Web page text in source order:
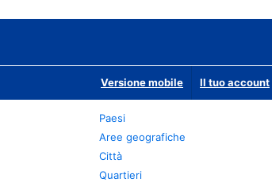
Versione mobile Il tuo account
Paesi
Aree geografiche
Città
Quartieri